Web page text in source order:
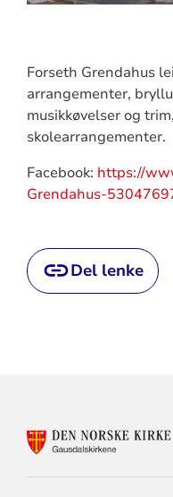
Forseth Grendahus
arrangementer,
musikkøvelser og
skolearrangementer.
Facebook: https://
Grendahus-
Del lenke